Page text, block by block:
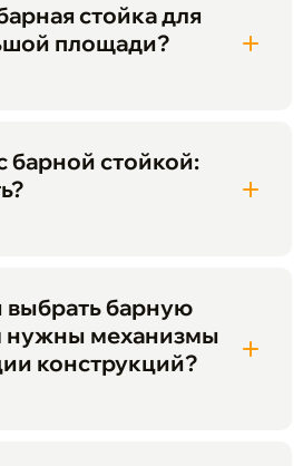
стойка для
площади?
барной стойкой:
барную
нужны механизмы
конструкций?